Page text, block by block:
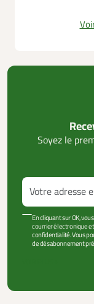
Soyez le
En cliquant sur OK,
courrier électronique
confidentialité. Vous
de désabonnement